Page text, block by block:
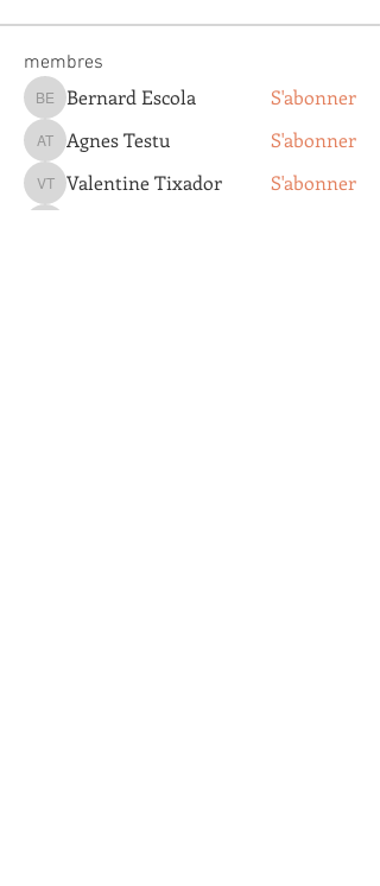
membres
Bernard Escola
Bernard Escola S'abonner
Agnes Testu
Agnes Testu S'abonner
Valentine Tixador
Valentine Tixador S'abonner